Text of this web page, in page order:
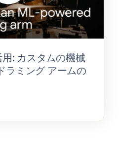
: カスタムの機械
ラミング アームの